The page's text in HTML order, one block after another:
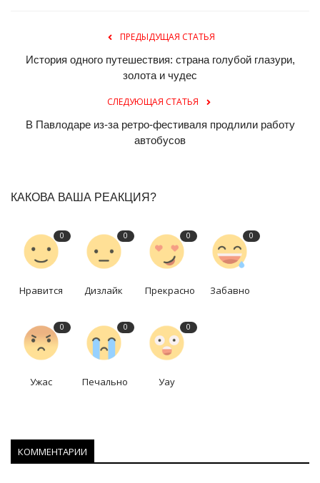
ПРЕДЫДУЩАЯ СТАТЬЯ
История одного путешествия: страна голубой глазури,
золота и чудес
СЛЕДУЮЩАЯ СТАТЬЯ
В Павлодаре из-за ретро-фестиваля продлили работу
автобусов
КАКОВА ВАША РЕАКЦИЯ?
0
Нравится
0
Дизлайк
0
Прекрасно
0
Забавно
0
Ужас
0
Печально
0
Уау
КОММЕНТАРИИ